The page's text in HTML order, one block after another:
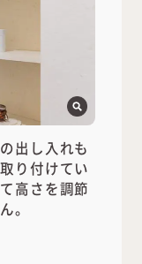
出し入れも
り付けてい
高さを調節
。